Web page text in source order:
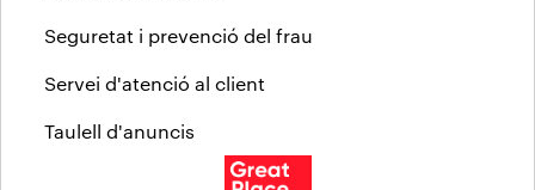
Seguretat i prevenció del frau
Servei d'atenció al client
Taulell d'anuncis